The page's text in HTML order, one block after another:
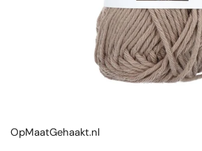
OpMaatGehaakt.nl